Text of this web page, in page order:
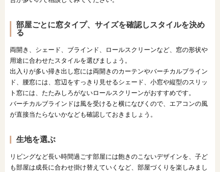
部屋ごとに窓タイプ、サイズを確認しスタイルを決め
る
両開き、シェード、ブラインド、ロールスクリーンなど、窓の形状や
用途に合わせたスタイルを選びましょう。
出入りが多い掃き出し窓には両開きのカーテンやバーチカルブライン
ド、腰窓には、窓辺をすっきり見せるシェード、小窓や縦型のスリッ
ト窓には、たたみしろがないロールスクリーンがおすすめです。
バーチカルブラインドは風を受けると横になびくので、エアコンの風
が直接当たらないかなども確認しておきましょう。
生地を選ぶ
リビングなど長い時間過ごす部屋には飽きのこないデザインを、子ど
も部屋は成長に合わせ掛け替えていくなど、部屋づくりを楽しみまし